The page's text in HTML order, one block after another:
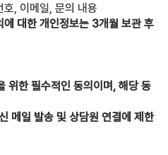
, 이메일, 문의 내용
에 대한 개인정보는 3개월 보관 후
위한 필수적인 동의이며, 해당 동
메일 발송 및 상담원 연결에 제한